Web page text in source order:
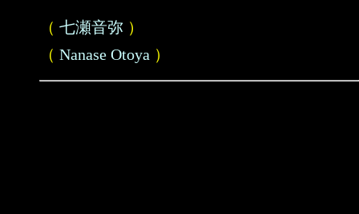
（ 七瀬音弥 ）
（ Nanase Otoya ）